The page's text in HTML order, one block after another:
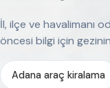
İl, ilçe ve havalimanı
öncesi bilgi için
Adana araç kiralama